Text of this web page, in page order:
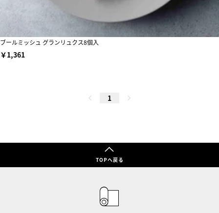
ブールミッシュ グランリュクス8個入
￥1,361
1
TOPへ戻る